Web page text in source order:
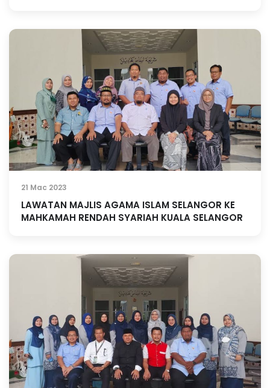
21 Mac 2023
LAWATAN MAJLIS AGAMA ISLAM SELANGOR KE
MAHKAMAH RENDAH SYARIAH KUALA SELANGOR